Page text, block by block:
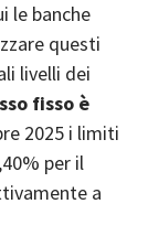
le banche
questi
livelli dei
fisso è
2025 i limiti
per il
a